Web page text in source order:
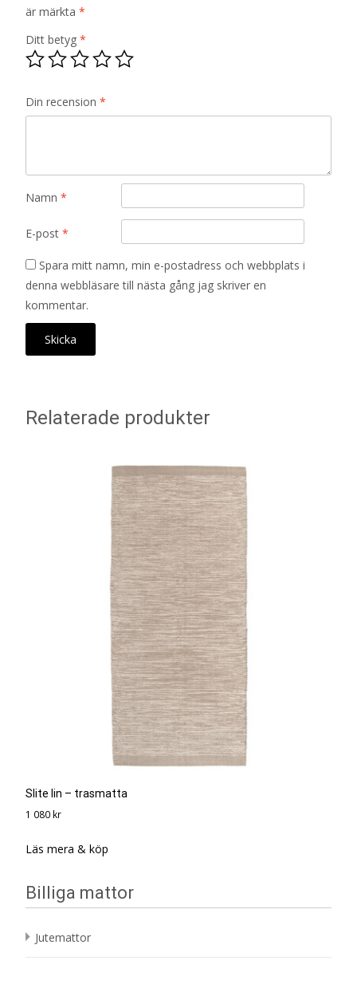
är märkta *
Ditt betyg *
Din recension *
Namn *
E-post *
Spara mitt namn, min e-postadress och webbplats i
denna webbläsare till nästa gång jag skriver en
kommentar.
Relaterade produkter
Slite lin – trasmatta
1 080 kr
Läs mera & köp
Billiga mattor
Jutemattor